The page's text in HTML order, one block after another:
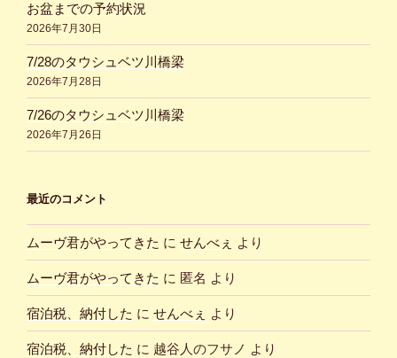
お盆までの予約状況
2026年7月30日
7/28のタウシュベツ川橋梁
2026年7月28日
7/26のタウシュベツ川橋梁
2026年7月26日
最近のコメント
ムーヴ君がやってきた に せんべぇ より
ムーヴ君がやってきた に 匿名 より
宿泊税、納付した に せんべぇ より
宿泊税、納付した に 越谷人のフサノ より